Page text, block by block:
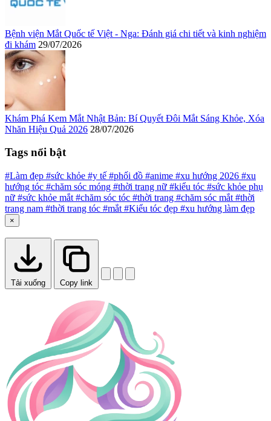
Bệnh viện Mắt Quốc tế Việt - Nga: Đánh giá chi tiết và kinh nghiệm
đi khám 29/07/2026
Khám Phá Kem Mắt Nhật Bản: Bí Quyết Đôi Mắt Sáng Khỏe, Xóa
Nhăn Hiệu Quả 2026 28/07/2026
Tags nổi bật
#Làm đẹp #sức khỏe #y tế #phối đồ #anime #xu hướng 2026 #xu
hướng tóc #chăm sóc móng #thời trang nữ #kiểu tóc #sức khỏe phụ
nữ #sức khỏe mắt #chăm sóc tóc #thời trang #chăm sóc mắt #thời
trang nam #thời trang tóc #mắt #Kiểu tóc đẹp #xu hướng làm đẹp
×
Tải xuống Copy link